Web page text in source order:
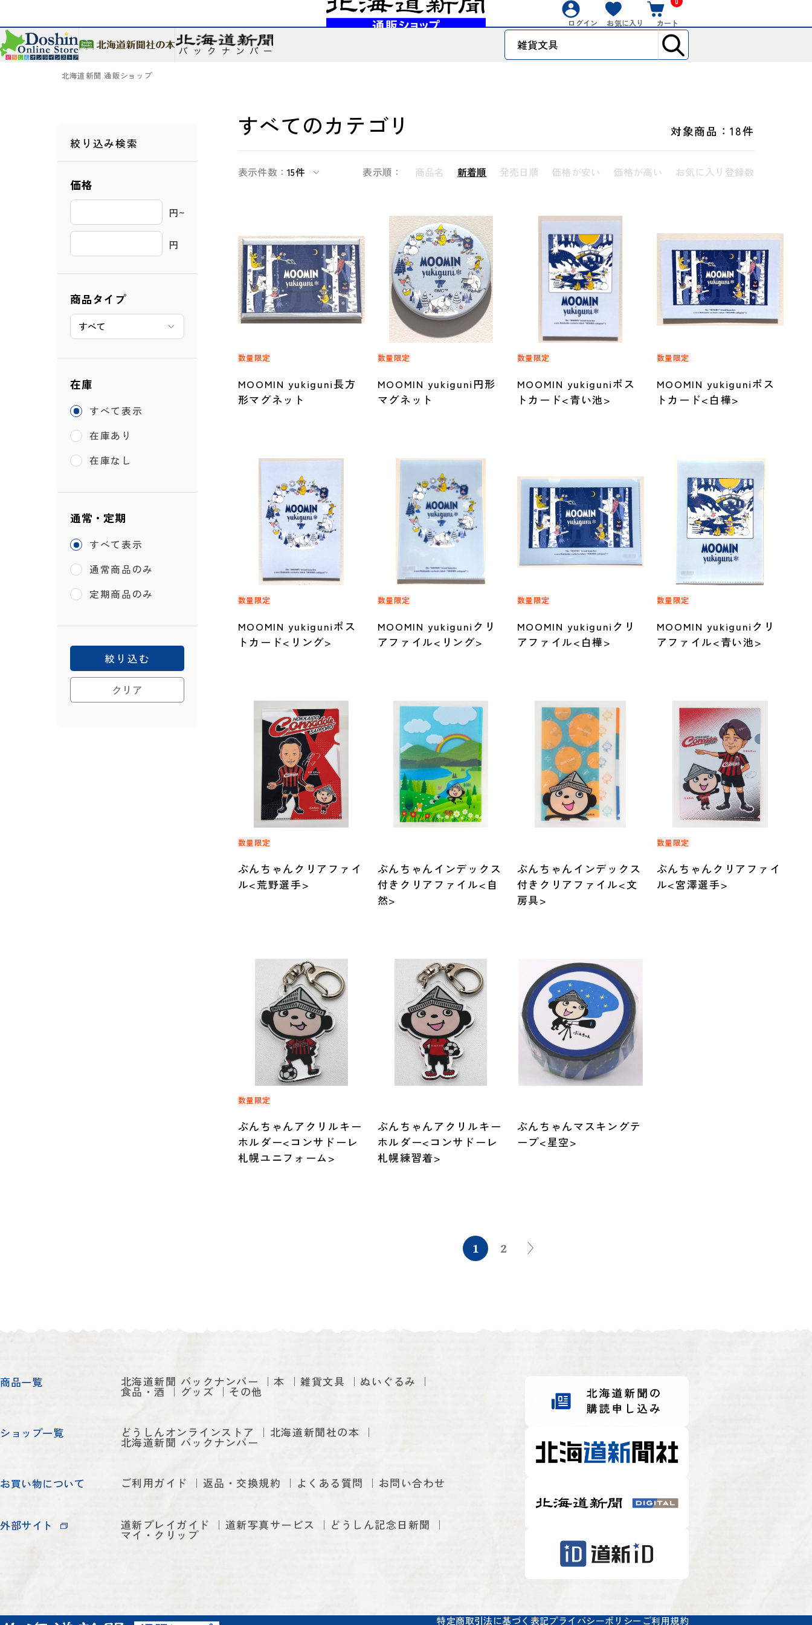
ログイン お気に入り カート
北海道新聞 通販ショップ
絞り込み検索
価格
円~
円
商品タイプ
在庫
すべて表示
在庫あり
在庫なし
通常・定期
すべて表示
通常商品のみ
定期商品のみ
クリア
絞り込む
すべてのカテゴリ 対象商品：18件
表示件数：15件 表示順： 商品名 新着順 発売日順 価格が安い 価格が高い お気に入り登録数
数量限定
MOOMIN yukiguni長方
形マグネット
数量限定
MOOMIN yukiguni円形
マグネット
数量限定
MOOMIN yukiguniポス
トカード<青い池>
数量限定
MOOMIN yukiguniポス
トカード<白樺>
数量限定
MOOMIN yukiguniポス
トカード<リング>
数量限定
MOOMIN yukiguniクリ
アファイル<リング>
数量限定
MOOMIN yukiguniクリ
アファイル<白樺>
数量限定
MOOMIN yukiguniクリ
アファイル<青い池>
数量限定
ぶんちゃんクリアファイ
ル<荒野選手>
ぶんちゃんインデックス
付きクリアファイル<自
然>
ぶんちゃんインデックス
付きクリアファイル<文
房具>
数量限定
ぶんちゃんクリアファイ
ル<宮澤選手>
数量限定
ぶんちゃんアクリルキー
ホルダー<コンサドーレ
札幌ユニフォーム>
ぶんちゃんアクリルキー
ホルダー<コンサドーレ
札幌練習着>
ぶんちゃんマスキングテ
ープ<星空>
1 2
商品一覧 北海道新聞 バックナンバー 本 雑貨文具 ぬいぐるみ
食品・酒 グッズ その他
ショップ一覧 どうしんオンラインストア 北海道新聞社の本
北海道新聞 バックナンバー
お買い物について ご利用ガイド 返品・交換規約 よくある質問 お問い合わせ
外部サイト 道新プレイガイド 道新写真サービス どうしん記念日新聞
マイ・クリップ
特定商取引法に基づく表記プライバシーポリシーご利用規約